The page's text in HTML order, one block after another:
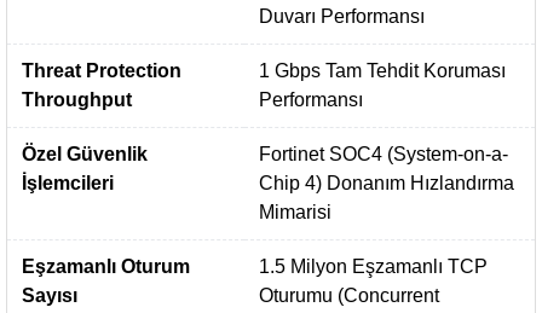
Duvarı Performansı
Threat Protection
Throughput
1 Gbps Tam Tehdit Koruması
Performansı
Özel Güvenlik
İşlemcileri
Fortinet SOC4 (System-on-a-
Chip 4) Donanım Hızlandırma
Mimarisi
Eşzamanlı Oturum
Sayısı
1.5 Milyon Eşzamanlı TCP
Oturumu (Concurrent